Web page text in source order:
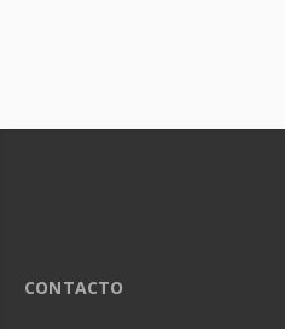
CONTACTO